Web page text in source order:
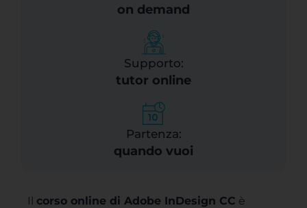
on demand
Supporto:
tutor online
Partenza:
quando vuoi
Il corso online di Adobe InDesign CC è